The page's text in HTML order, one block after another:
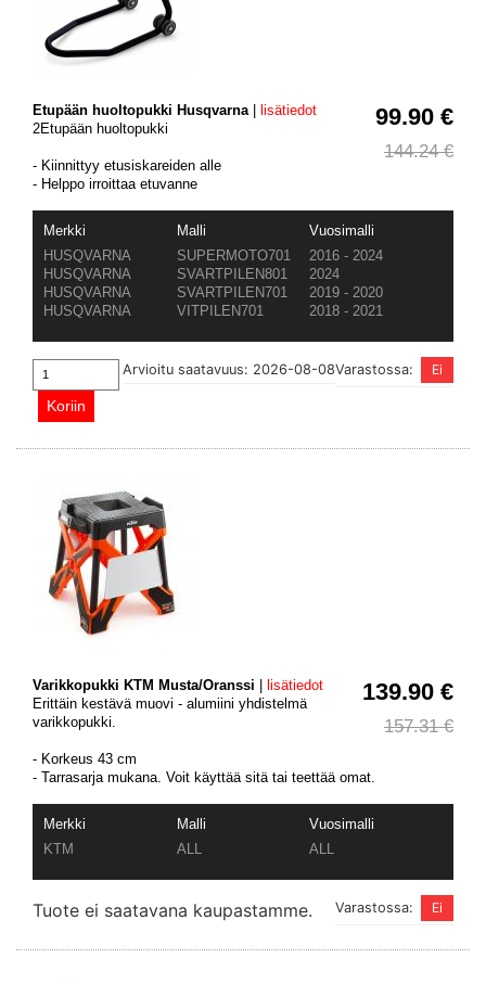
99.90 €
144.24 €
Etupään huoltopukki Husqvarna | lisätiedot
2Etupään huoltopukki
- Kiinnittyy etusiskareiden alle
- Helppo irroittaa etuvanne
Merkki Malli
Vuosimalli
HUSQVARNA
SUPERMOTO701
2016 - 2024
HUSQVARNA
SVARTPILEN801
2024
HUSQVARNA
SVARTPILEN701
2019 - 2020
HUSQVARNA
VITPILEN701 2018 - 2021
Varastossa:
Arvioitu saatavuus: 2026-08-08
139.90 €
157.31 €
Varikkopukki KTM Musta/Oranssi | lisätiedot
Erittäin kestävä muovi - alumiini yhdistelmä
varikkopukki.
- Korkeus 43 cm
- Tarrasarja mukana. Voit käyttää sitä tai teettää omat.
Merkki Malli
Vuosimalli
KTM
ALL ALL
Varastossa:
Tuote ei saatavana kaupastamme.